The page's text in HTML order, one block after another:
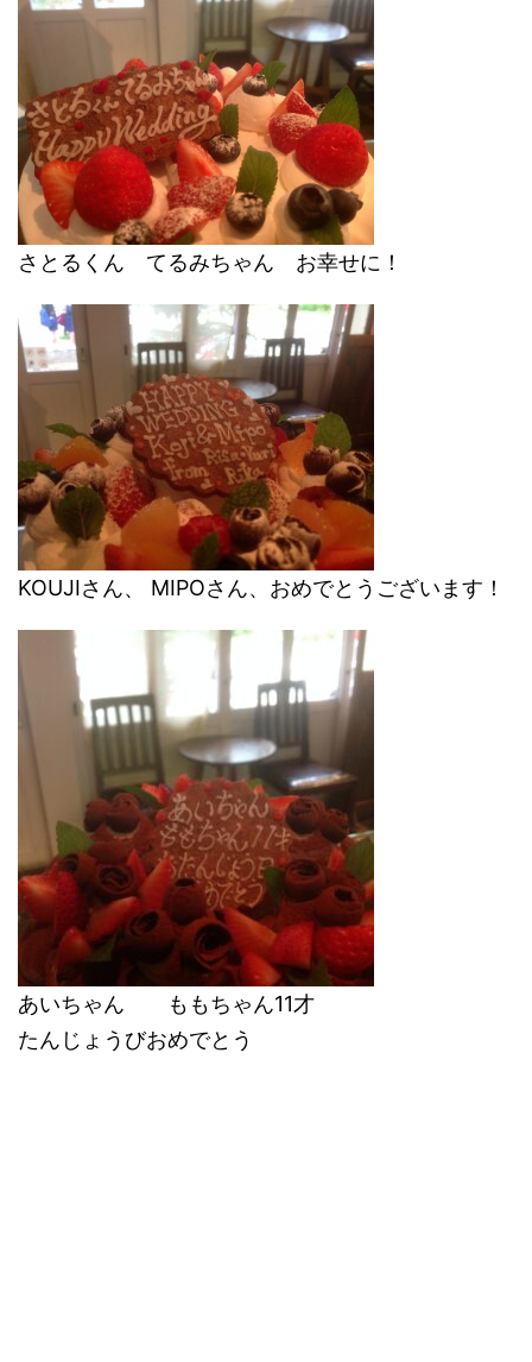
さとるくん てるみちゃん お幸せに！
KOUJIさん、 MIPOさん、おめでとうございます！
あいちゃん ももちゃん11才
たんじょうびおめでとう